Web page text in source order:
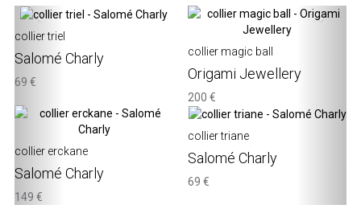
‹ ›
collier triel
Salomé Charly
69 €
collier magic ball
Origami Jewellery
200 €
collier erckane
Salomé Charly
149 €
collier triane
Salomé Charly
69 €